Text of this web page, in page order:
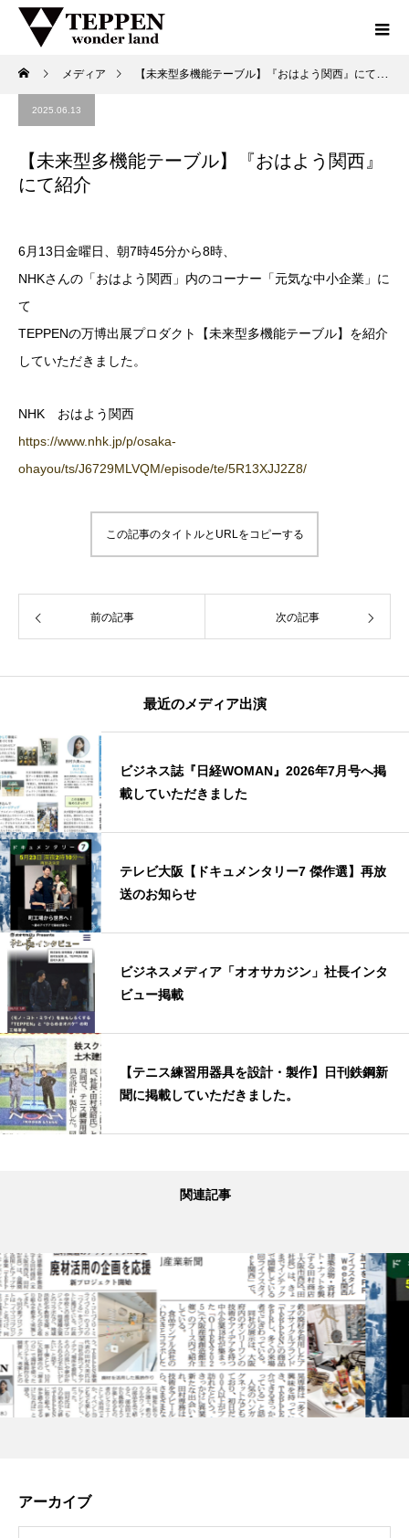
メディア 【未来型多機能テーブル】『おはよう関西』にて紹介
2025.06.13
【未来型多機能テーブル】『おはよう関西』
にて紹介
6月13日金曜日、朝7時45分から8時、
NHKさんの「おはよう関西」内のコーナー「元気な中小企業」に
て
TEPPENの万博出展プロダクト【未来型多機能テーブル】を紹介
していただきました。
NHK おはよう関西
https://www.nhk.jp/p/osaka-
ohayou/ts/J6729MLVQM/episode/te/5R13XJJ2Z8/
この記事のタイトルとURLをコピーする
前の記事 次の記事
最近のメディア出演
ビジネス誌『日経WOMAN』2026年7月号へ掲
載していただきました
テレビ大阪【ドキュメンタリー7 傑作選】再放
送のお知らせ
ビジネスメディア「オオサカジン」社長インタ
ビュー掲載
【テニス練習用器具を設計・製作】日刊鉄鋼新
聞に掲載していただきました。
関連記事
アーカイブ